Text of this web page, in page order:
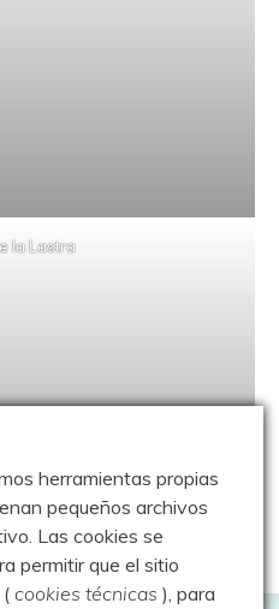
la Lastra
herramientas propias
pequeños archivos
Las cookies se
permitir que el sitio
(cookies técnicas ), para